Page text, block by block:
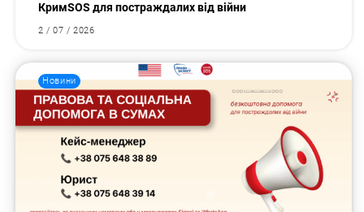
КримSOS для постраждалих від війни
2 / 07 / 2026
Новини